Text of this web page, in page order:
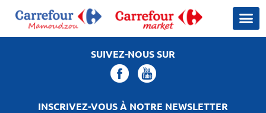
SUIVEZ-NOUS SUR
INSCRIVEZ-VOUS À NOTRE NEWSLETTER